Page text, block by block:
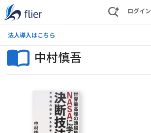
ログイン
法人導入はこちら
中村慎吾